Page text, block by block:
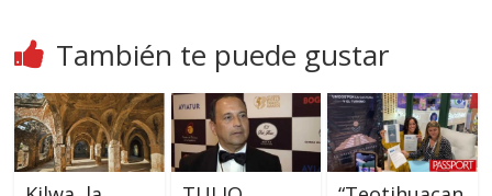
También te puede gustar